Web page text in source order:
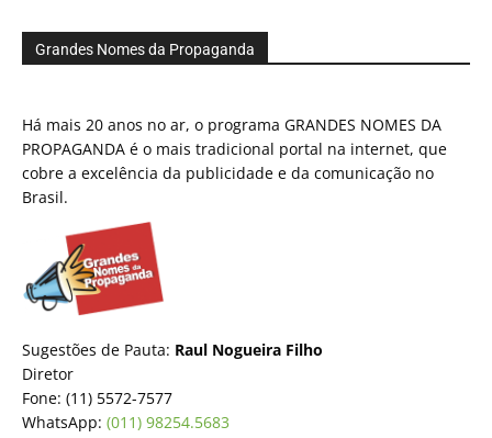
Grandes Nomes da Propaganda
Há mais 20 anos no ar, o programa GRANDES NOMES DA
PROPAGANDA é o mais tradicional portal na internet, que
cobre a excelência da publicidade e da comunicação no
Brasil.
Sugestões de Pauta: Raul Nogueira Filho
Diretor
Fone: (11) 5572-7577
WhatsApp: (011) 98254.5683